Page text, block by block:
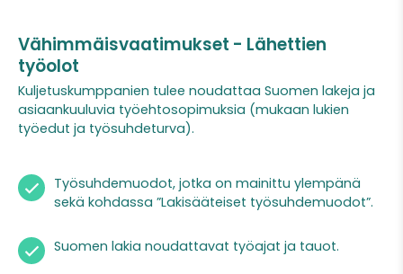
Vähimmäisvaatimukset - Lähettien
työolot
Kuljetuskumppanien tulee noudattaa Suomen lakeja ja
asiaankuuluvia työehtosopimuksia (mukaan lukien
työedut ja työsuhdeturva).
Työsuhdemuodot, jotka on mainittu ylempänä
sekä kohdassa ”Lakisääteiset työsuhdemuodot”.
Suomen lakia noudattavat työajat ja tauot.